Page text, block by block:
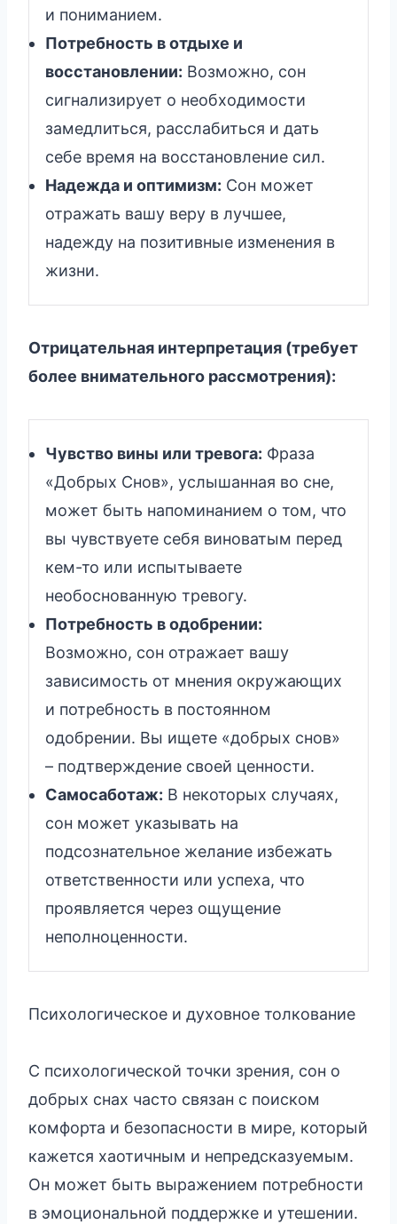
и пониманием.
Потребность в отдыхе и
восстановлении: Возможно, сон
сигнализирует о необходимости
замедлиться, расслабиться и дать
себе время на восстановление сил.
Надежда и оптимизм: Сон может
отражать вашу веру в лучшее,
надежду на позитивные изменения в
жизни.
Отрицательная интерпретация (требует
более внимательного рассмотрения):
Чувство вины или тревога: Фраза
«Добрых Снов», услышанная во сне,
может быть напоминанием о том, что
вы чувствуете себя виноватым перед
кем-то или испытываете
необоснованную тревогу.
Потребность в одобрении:
Возможно, сон отражает вашу
зависимость от мнения окружающих
и потребность в постоянном
одобрении. Вы ищете «добрых снов»
– подтверждение своей ценности.
Самосаботаж: В некоторых случаях,
сон может указывать на
подсознательное желание избежать
ответственности или успеха, что
проявляется через ощущение
неполноценности.
Психологическое и духовное толкование
С психологической точки зрения, сон о
добрых снах часто связан с поиском
комфорта и безопасности в мире, который
кажется хаотичным и непредсказуемым.
Он может быть выражением потребности
в эмоциональной поддержке и утешении.